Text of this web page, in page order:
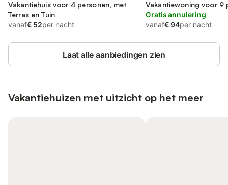
Vakantiehuis voor 4 personen, met
Terras en Tuin
vanaf€ 52per nacht
Vakantiewoning voor 9
Gratis annulering
vanaf€ 94per nacht
Laat alle aanbiedingen zien
Vakantiehuizen met uitzicht op het meer